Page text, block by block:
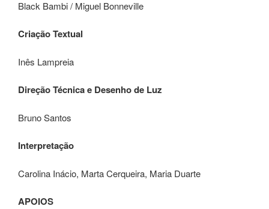
Black Bambi / Miguel Bonneville
Criação Textual
Inês Lampreia
Direção Técnica e Desenho de Luz
Bruno Santos
Interpretação
Carolina Inácio, Marta Cerqueira, Maria Duarte
APOIOS